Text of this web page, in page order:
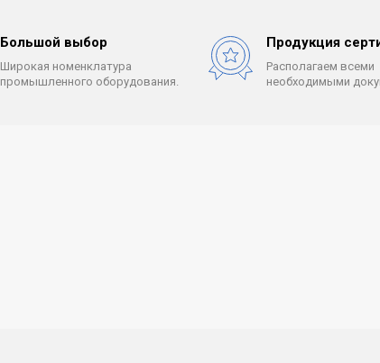
Большой выбор
Широкая номенклатура
промышленного оборудования.
Продукция
Располагаем всеми
необходимыми